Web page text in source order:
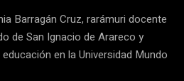
Barragán Cruz, rarámuri docente
de San Ignacio de Arareco y
en la Universidad Mundo